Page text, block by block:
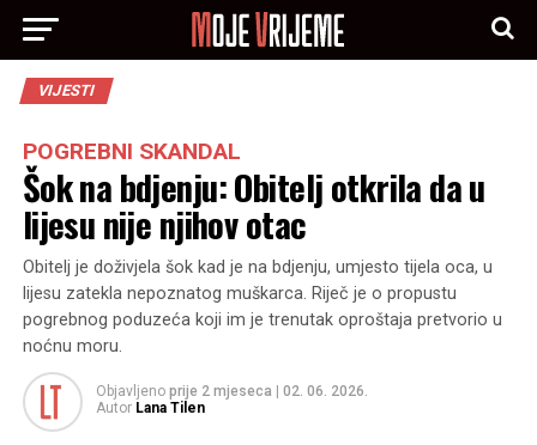
VIJESTI
POGREBNI SKANDAL
Šok na bdjenju: Obitelj otkrila da u
lijesu nije njihov otac
Obitelj je doživjela šok kad je na bdjenju, umjesto tijela oca, u
lijesu zatekla nepoznatog muškarca. Riječ je o propustu
pogrebnog poduzeća koji im je trenutak oproštaja pretvorio u
noćnu moru.
Objavljeno prije 2 mjeseca
02. 06. 2026.
Autor Lana Tilen